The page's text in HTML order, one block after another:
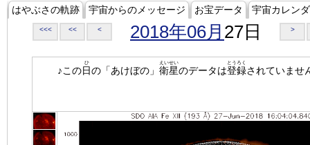
はやぶさの軌跡 宇宙からのメッセージ お宝データ 宇宙カレン
<<< << < 2018年06月 27日 >
♪この日
ひ
の「あけぼの」 衛星
えいせい
のデータは登録
とうろく
されていませ